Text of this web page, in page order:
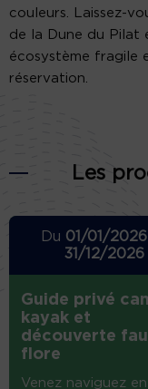
couleurs. Laissez-
de la Dune du Pilat
écosystème fragile
réservation.
Les
Du 01/01/2026
31/12/2026
Guide privé
kayak et
découverte
flore
Venez naviguez en